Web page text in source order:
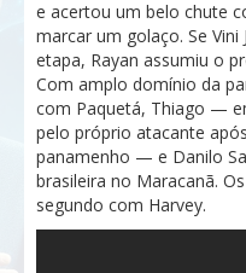
e acertou um belo chute
marcar um golaço. Se
etapa, Rayan assumiu o
Com amplo domínio da
com Paquetá, Thiago —
pelo próprio atacante
panamenho — e Danilo
brasileira no Maracanã.
segundo com Harvey.